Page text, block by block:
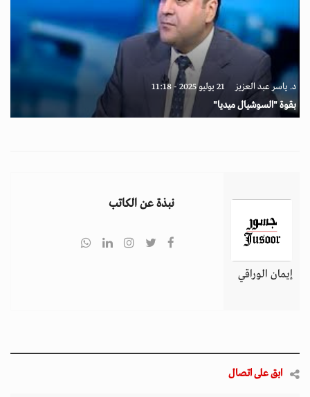
د. ياسر عبد العزيز 21 يوليو 2025 - 11:18
بقوة "السوشيال ميديا"
إيمان الوراقي
نبذة عن الكاتب
ابق على اتصال